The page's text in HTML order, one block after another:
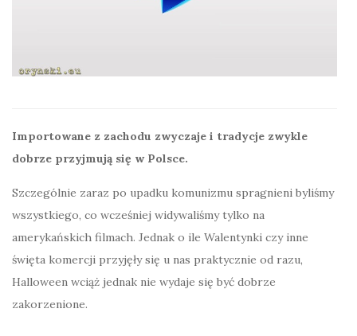
Importowane z zachodu zwyczaje i tradycje zwykle
dobrze przyjmują się w Polsce.
Szczególnie zaraz po upadku komunizmu spragnieni byliśmy
wszystkiego, co wcześniej widywaliśmy tylko na
amerykańskich filmach. Jednak o ile Walentynki czy inne
święta komercji przyjęły się u nas praktycznie od razu,
Halloween wciąż jednak nie wydaje się być dobrze
zakorzenione.